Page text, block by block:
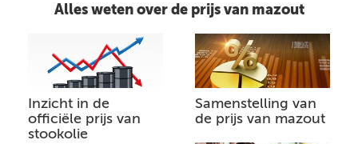
Alles weten over de prijs van mazout
Inzicht in de
officiële prijs van
stookolie
Samenstelling van
de prijs van mazout